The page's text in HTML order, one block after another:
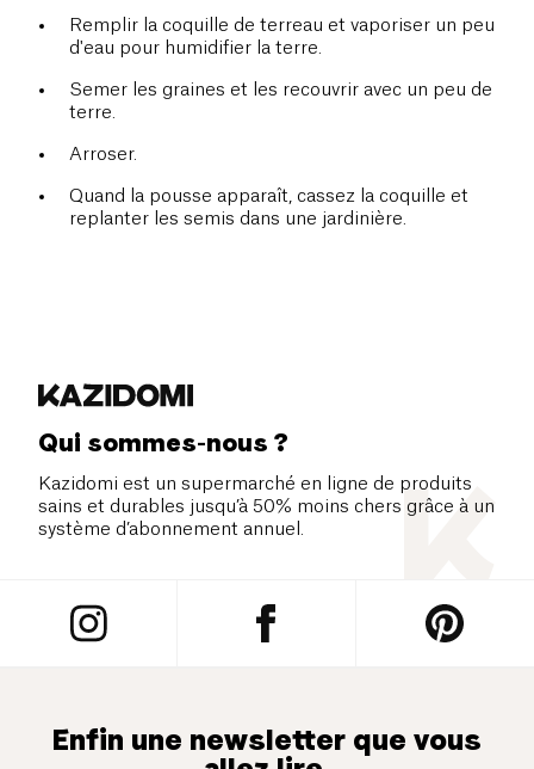
Remplir la coquille de terreau et vaporiser un peu
d'eau pour humidifier la terre.
Semer les graines et les recouvrir avec un peu de
terre.
Arroser.
Quand la pousse apparaît, cassez la coquille et
replanter les semis dans une jardinière.
Qui sommes-nous ?
Kazidomi est un supermarché en ligne de produits
sains et durables jusqu’à 50% moins chers grâce à un
système d’abonnement annuel.
Enfin une newsletter que vous